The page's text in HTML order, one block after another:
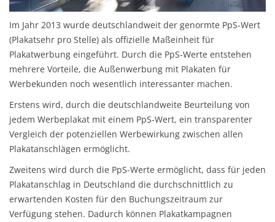
Im Jahr 2013 wurde deutschlandweit der genormte PpS-Wert
(Plakatsehr pro Stelle) als offizielle Maßeinheit für
Plakatwerbung eingeführt. Durch die PpS-Werte entstehen
mehrere Vorteile, die Außenwerbung mit Plakaten für
Werbekunden noch wesentlich interessanter machen.
Erstens wird, durch die deutschlandweite Beurteilung von
jedem Werbeplakat mit einem PpS-Wert, ein transparenter
Vergleich der potenziellen Werbewirkung zwischen allen
Plakatanschlägen ermöglicht.
Zweitens wird durch die PpS-Werte ermöglicht, dass für jeden
Plakatanschlag in Deutschland die durchschnittlich zu
erwartenden Kosten für den Buchungszeitraum zur
Verfügung stehen. Dadurch können Plakatkampagnen